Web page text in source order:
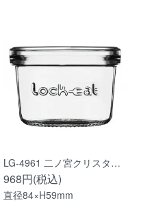
LG-4961 二ノ宮クリスタ…
968円(税込)
直径84×H59mm